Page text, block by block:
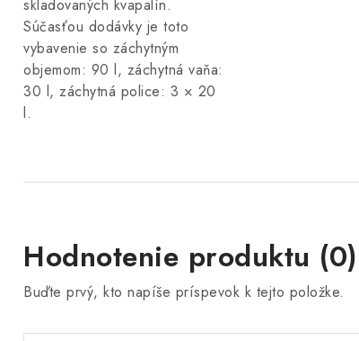
skladovaných kvapalín.
Súčasťou dodávky je toto
vybavenie so záchytným
objemom: 90 l, záchytná vaňa:
30 l, záchytná police: 3 × 20
l.
Hodnotenie produktu (0)
Buďte prvý, kto napíše príspevok k tejto položke.